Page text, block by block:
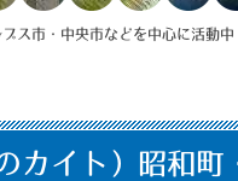
ス市・中央市などを中心に活動中
カイト）昭和町